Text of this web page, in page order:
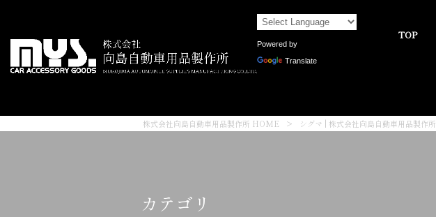
Powered by
Translate
TOP
株式会社向島自動車用品製作所 HOME > シグマ | 株式会社向島自動車用品製作所
カテゴリ